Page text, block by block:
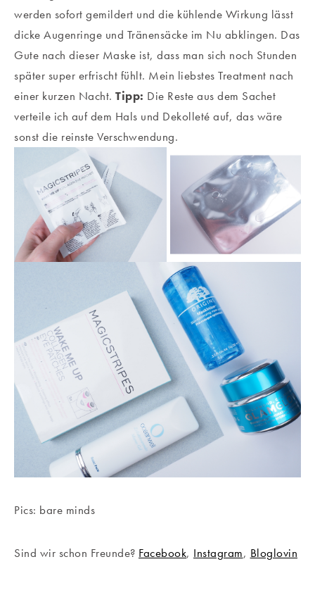
werden sofort gemildert und die kühlende Wirkung lässt
dicke Augenringe und Tränensäcke im Nu abklingen. Das
Gute nach dieser Maske ist, dass man sich noch Stunden
später super erfrischt fühlt. Mein liebstes Treatment nach
einer kurzen Nacht. Tipp: Die Reste aus dem Sachet
verteile ich auf dem Hals und Dekolleté auf, das wäre
sonst die reinste Verschwendung.
Pics: bare minds
Sind wir schon Freunde? Facebook, Instagram, Bloglovin